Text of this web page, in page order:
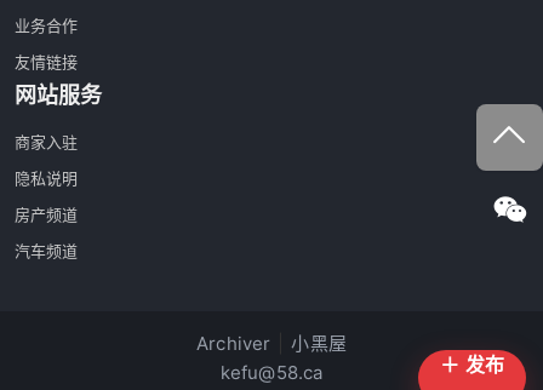
业务合作
友情链接
网站服务
商家入驻
隐私说明
房产频道
汽车频道
Archiver
小黑屋
kefu@58.ca
＋ 发布